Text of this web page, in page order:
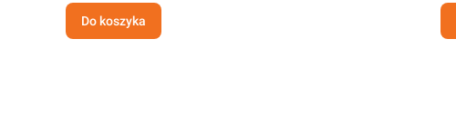
Do koszyka